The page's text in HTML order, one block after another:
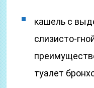
кашель с
слизисто-
туалет